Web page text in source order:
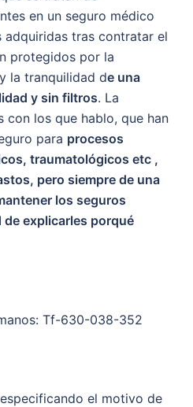
en un seguro médico
adquiridas tras contratar el
protegidos por la
la tranquilidad de una
y sin filtros. La
con los que hablo, que han
para procesos
traumatológicos etc ,
pero siempre de una
los seguros
explicarles porqué
Tf-630-038-352
el motivo de